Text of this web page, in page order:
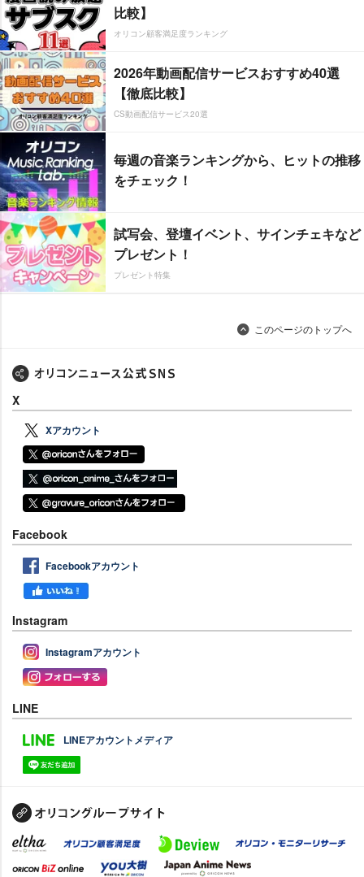
比較】
オリコン顧客満足度ランキング
2026年動画配信サービスおすすめ40選
【徹底比較】
CS動画配信サービス20選
毎週の音楽ランキングから、ヒットの推移
をチェック！
試写会、登壇イベント、サインチェキなど
プレゼント！
プレゼント特集
このページのトップへ
X
Xアカウント
Facebook
Facebookアカウント
Instagram
Instagramアカウント
LINE
LINEアカウントメディア